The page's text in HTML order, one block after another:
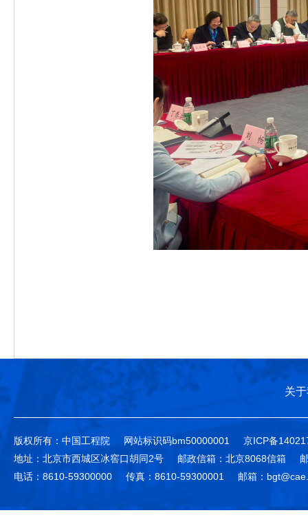
关
版权所有：中国工程院 网站标识码bm50000001
京ICP备
地址：北京市西城区冰窖口胡同2号
邮政信箱：北京8068信箱
电话：8610-59300000
传真：8610-59300001 邮箱：